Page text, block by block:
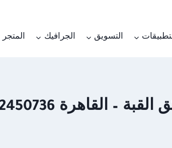
التسويق الجرافيك المتجر
01062450736